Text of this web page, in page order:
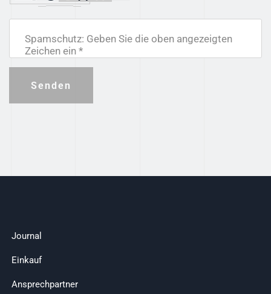
Spamschutz: Geben Sie die oben angezeigten
Zeichen ein *
Senden
Journal
Einkauf
Ansprechpartner